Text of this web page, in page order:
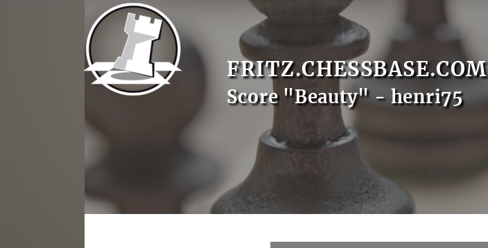
FRITZ.CHESSBASE.COM
Score "Beauty" - henri75